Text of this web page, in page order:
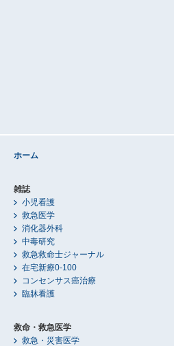
ホーム
雑誌
小児看護
救急医学
消化器外科
中毒研究
救急救命士ジャーナル
在宅新療0-100
コンセンサス癌治療
臨牀看護
救命・救急医学
救急・災害医学